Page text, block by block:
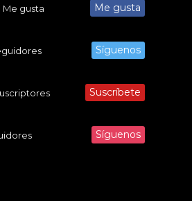
Me gusta Me gusta
Síguenos
Suscríbete
Síguenos